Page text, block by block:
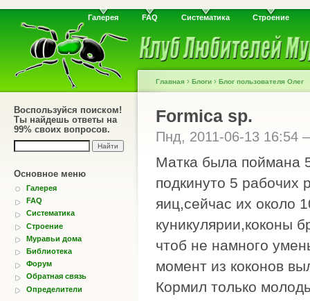
Галерея FAQ Систематика Строение
Воспользуйся поиском!
Ты найдешь ответы на
99% своих вопросов.
Основное меню
Галерея
FAQ
Систематика
Строение
Муравьи дома
Библиотека
Форум
Обратная связь
Определители
Главная › Блоги › Блог пользователя Олег
Formica sp.
Пнд, 2011-06-13
Матка была поймана
подкинуто 5 рабочих
яиц,сейчас их около
куникулярии,коконы
чтоб не намного
момент из коконов
Кормил только